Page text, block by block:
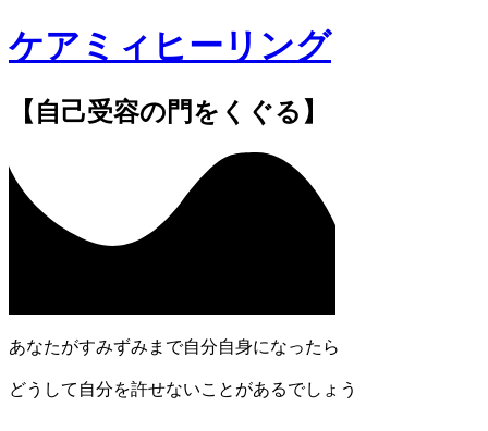
ケアミィヒーリング
【自己受容の門をくぐる】
あなたがすみずみまで自分自身になったら
どうして自分を許せないことがあるでしょう